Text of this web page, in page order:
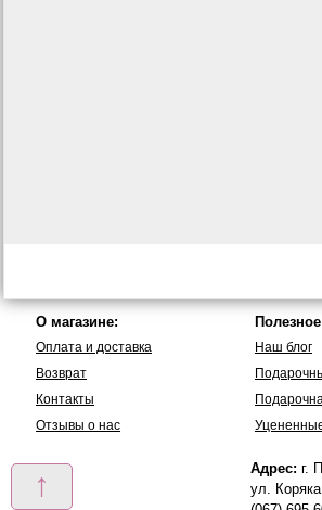
↑
О магазине:
Оплата и доставка
Возврат
Контакты
Отзывы о нас
Наш блог
Адрес: г.
ул.